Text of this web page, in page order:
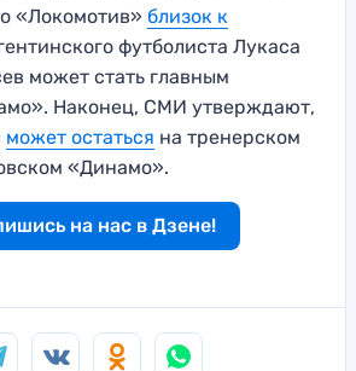
«Локомотив» близок к
футболиста Лукаса
может стать главным
Наконец, СМИ утверждают,
может остаться на тренерском
«Динамо».
на нас в Дзене!